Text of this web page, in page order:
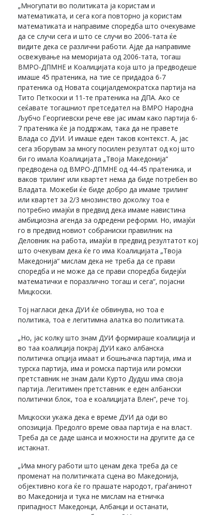
„Многупати во политиката ја користам и
математиката, и сега кога повторно ја користам
математиката и направиме споредба што очекуваме
да се случи сега и што се случи во 2006-тата ќе
видите дека се различни работи. Ајде да направиме
освежување на меморијата од 2006-тата, тогаш
ВМРО-ДПМНЕ и Коалицијата која што ја предводеше
имаше 45 пратеника, на тие се придадоа 6-7
пратеника од Новата социјалдемократска партија на
Тито Петкоски и 11-те пратеника на ДПА. Ако се
сеќавате тогашниот претседател на ВМРО Народна
Љубчо Георгиевски рече еве јас имам како партија 6-
7 пратеника ќе ја поддржам, така да не правете
Влада со ДУИ. И имаше еден таков контекст. А, јас
сега зборувам за многу посилен резултат од кој што
би го имала Коалицијата „Твоја Македонија“
предводена од ВМРО-ДПМНЕ од 44-45 пратеника, и
ваков трилинг или квартет нема да биде потребен во
Владата. Можеби ќе биде добро да имаме трилинг
или квартет за 2/3 мнозинство доколку тоа е
потребно имајќи в предвид дека имаме навистина
амбициозна агенда за одредени реформи. Но, имајќи
го в предвид новиот собраниски правилник на
Деловник на работа, имајќи в предвид резултатот кој
што очекувам дека ќе го има Коалицијата „Твоја
Македонија“ мислам дека не треба да се прави
споредба и не може да се прави споредба бидејќи
математички е поразлично тогаш и сега“, појасни
Мицкоски.
Тој нагласи дека ДУИ ќе обвинува, но тоа е
политика, тоа е легитимна алатка во политиката.
„Но, јас колку што знам ДУИ формираше коалиција и
во таа коалиција покрај ДУИ како албанска
политичка опција имаат и бошњачка партија, има и
турска партија, има и ромска партија или ромски
претставник не знам дали Курто Дудуш има своја
партија. Легитимен претставник е еден албански
политички блок, тоа е коалицијата Влен“, рече тој.
Мицкоски укажа дека е време ДУИ да оди во
опозиција. Предолго време оваа партија е на власт.
Треба да се даде шанса и можности на другите да се
истакнат.
„Има многу работи што ценам дека треба да се
променат на политичката сцена во Македонија,
објективно кога ќе го прашате народот, граѓанинот
во Македонија и тука не мислам на етничка
припадност Македонци, Албанци и останати,